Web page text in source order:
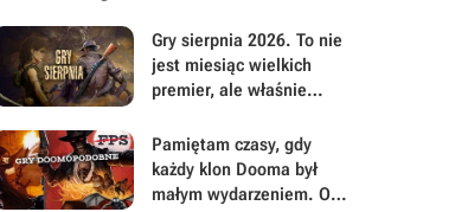
Gry sierpnia 2026. To nie
jest miesiąc wielkich
premier, ale właśnie
mu się uważniej
Pamiętam czasy, gdy
każdy klon Dooma był
małym wydarzeniem. Oto